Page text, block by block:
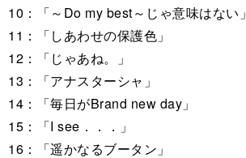
10：「～Do my best～じゃ意味はない」
11：「しあわせの保護色」
12：「じゃあね。」
13：「アナスターシャ」
14：「毎日がBrand new day」
15：「I see．．．」
16：「遥かなるブータン」